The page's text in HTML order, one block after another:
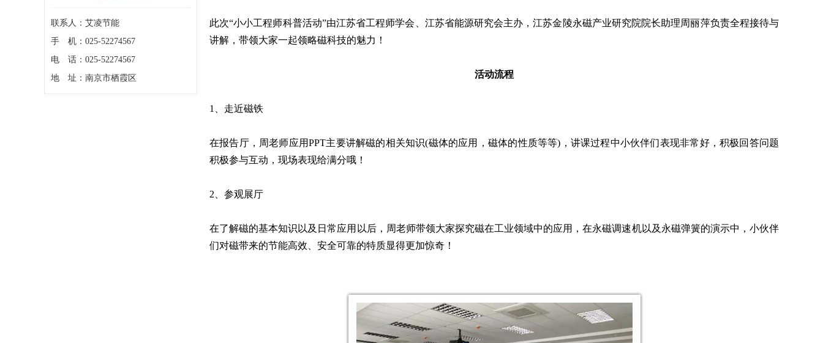
联系人：艾凌节能
手 机：025-52274567
电 话：025-52274567
地 址：南京市栖霞区
此次“小小工程师科普活动”由江苏省工程师学会、江苏省能源研究会主办，江苏金陵永磁产业研究院院长助理周丽萍负责全程接待与
讲解，带领大家一起领略磁科技的魅力！
活动流程
1、走近磁铁
在报告厅，周老师应用PPT主要讲解磁的相关知识(磁体的应用，磁体的性质等等)，讲课过程中小伙伴们表现非常好，积极回答问题
积极参与互动，现场表现给满分哦！
2、参观展厅
在了解磁的基本知识以及日常应用以后，周老师带领大家探究磁在工业领域中的应用，在永磁调速机以及永磁弹簧的演示中，小伙伴
们对磁带来的节能高效、安全可靠的特质显得更加惊奇！